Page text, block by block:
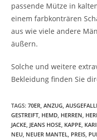
passende Mütze in
einem farbkonträren
aus wie viele andere
äußern.
Solche und weitere
Bekleidung finden Sie
TAGS:70ER ANZUG
GESTREIFT HEMD HERREN
JACKE JEANS HOSE KAPPE
NEU NEUER MANTEL PREIS